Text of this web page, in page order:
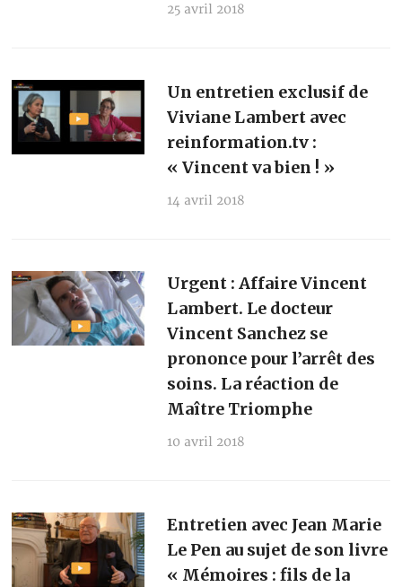
25 avril 2018
Un entretien exclusif de
Viviane Lambert avec
reinformation.tv :
« Vincent va bien ! »
14 avril 2018
Urgent : Affaire Vincent
Lambert. Le docteur
Vincent Sanchez se
prononce pour l’arrêt des
soins. La réaction de
Maître Triomphe
10 avril 2018
Entretien avec Jean Marie
Le Pen au sujet de son livre
« Mémoires : fils de la